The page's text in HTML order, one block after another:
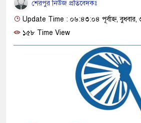
শেরপুর নিউজ প্রতিবেদকঃ
Update Time : ০৬:৪৩:০৪ পূর্বাহ্ন,
১৫৮ Time View